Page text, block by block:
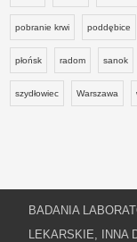
pobranie krwi poddębice
płońsk radom sanok
szydłowiec Warszawa
BADANIA
LEKARSKIE, INNA